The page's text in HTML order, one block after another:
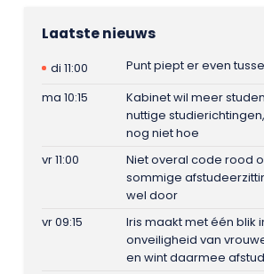
Laatste nieuws
di 11:00
Punt piept er even
ma 10:15
Kabinet wil meer
nuttige
nog niet hoe
vr 11:00
Niet overal code rood
sommige
wel door
vr 09:15
Iris maakt met één blik
onveiligheid van
en wint daarmee